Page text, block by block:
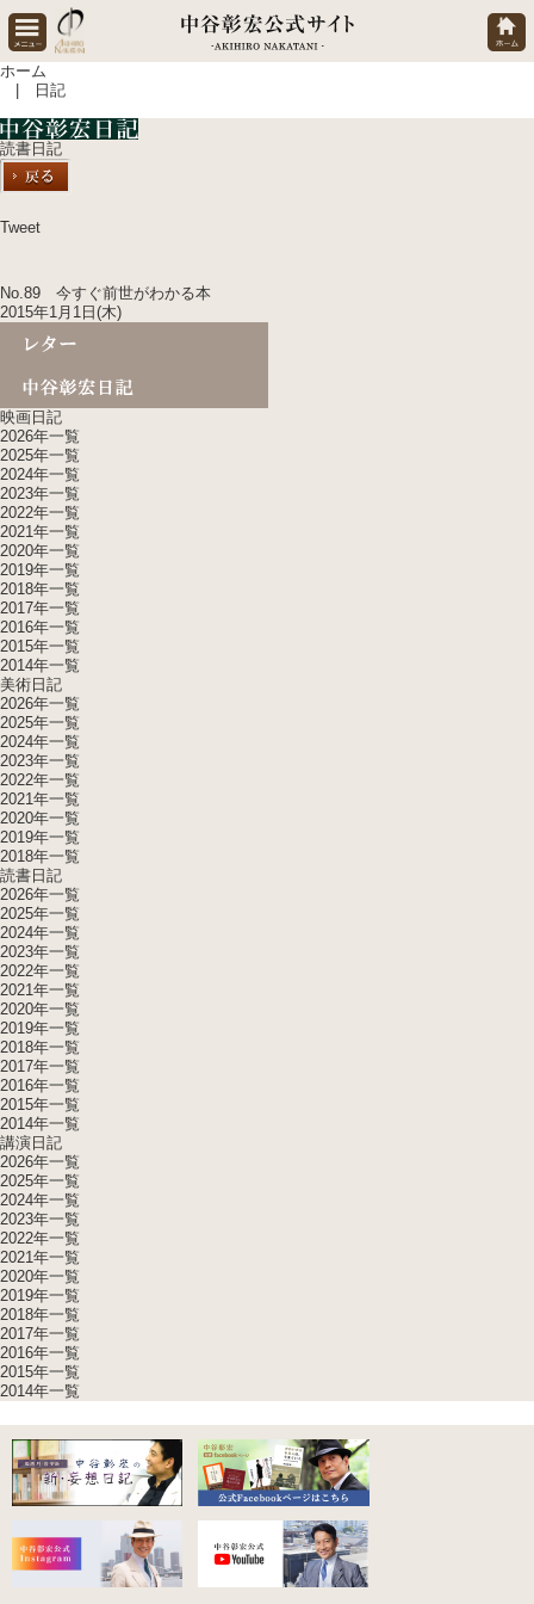
ホーム
| 日記
読書日記
Tweet
No.89 今すぐ前世がわかる本
2015年1月1日(木)
映画日記
2026年一覧
2025年一覧
2024年一覧
2023年一覧
2022年一覧
2021年一覧
2020年一覧
2019年一覧
2018年一覧
2017年一覧
2016年一覧
2015年一覧
2014年一覧
美術日記
2026年一覧
2025年一覧
2024年一覧
2023年一覧
2022年一覧
2021年一覧
2020年一覧
2019年一覧
2018年一覧
読書日記
2026年一覧
2025年一覧
2024年一覧
2023年一覧
2022年一覧
2021年一覧
2020年一覧
2019年一覧
2018年一覧
2017年一覧
2016年一覧
2015年一覧
2014年一覧
講演日記
2026年一覧
2025年一覧
2024年一覧
2023年一覧
2022年一覧
2021年一覧
2020年一覧
2019年一覧
2018年一覧
2017年一覧
2016年一覧
2015年一覧
2014年一覧